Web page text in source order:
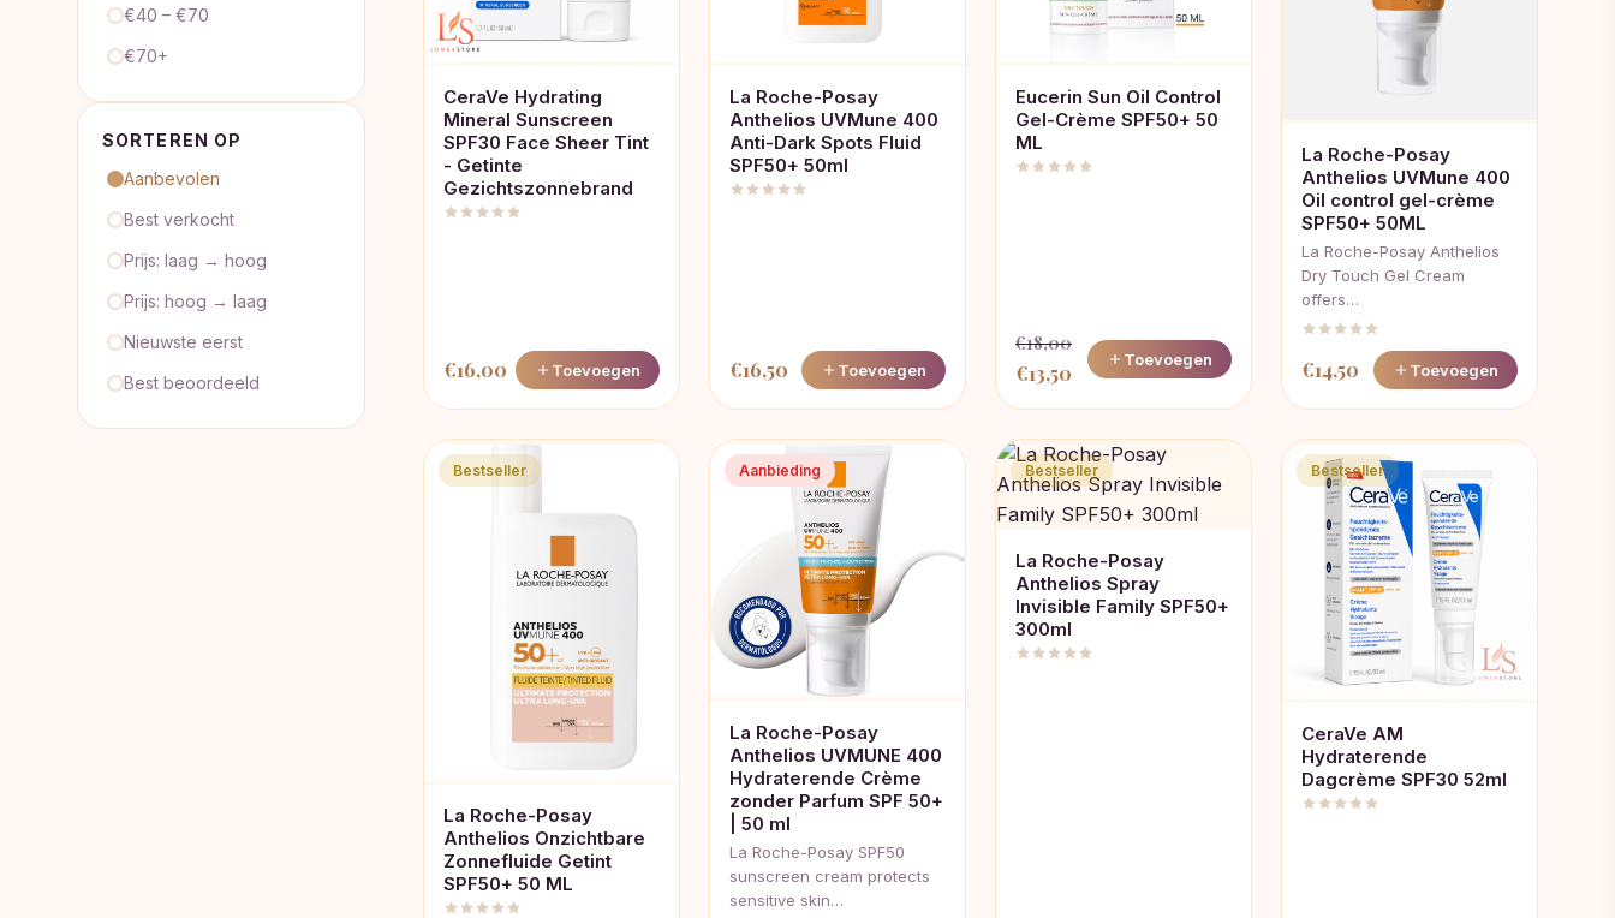
€40 – €70
€70+
SORTEREN OP
Aanbevolen
Best verkocht
Prijs: laag → hoog
Prijs: hoog → laag
Nieuwste eerst
Best beoordeeld
CeraVe Hydrating
Mineral Sunscreen
SPF30 Face Sheer Tint
- Getinte
Gezichtszonnebrand
€16,00 Toevoegen
La Roche-Posay
Anthelios UVMune 400
Anti-Dark Spots Fluid
SPF50+ 50ml
€16,50 Toevoegen
Eucerin Sun Oil Control
Gel-Crème SPF50+ 50
ML
€18,00
Oorspronkelijke
prijs
€18,00.
€13,50 Huidige
€13,50.
Toevoegen
La Roche-Posay
Anthelios UVMune 400
Oil control gel-crème
SPF50+ 50ML
La Roche-Posay Anthelios
Dry Touch Gel Cream
offers…
€14,50 Toevoegen
Bestseller
La Roche-Posay
Anthelios Onzichtbare
Zonnefluide Getint
SPF50+ 50 ML
Aanbieding
La Roche-Posay
Anthelios UVMUNE 400
Hydraterende Crème
zonder Parfum SPF 50+
| 50 ml
La Roche-Posay SPF50
sunscreen cream protects
sensitive skin…
Bestseller
La Roche-Posay
Anthelios Spray
Invisible Family SPF50+
300ml
Bestseller
CeraVe AM
Hydraterende
Dagcrème SPF30 52ml